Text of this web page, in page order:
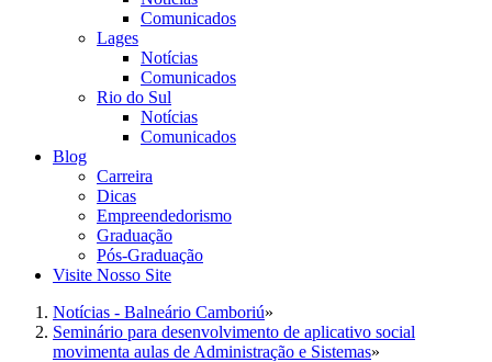
Comunicados
Lages
Notícias
Comunicados
Rio do Sul
Notícias
Comunicados
Blog
Carreira
Dicas
Empreendedorismo
Graduação
Pós-Graduação
Visite Nosso Site
Notícias - Balneário Camboriú»
Seminário para desenvolvimento de aplicativo social
movimenta aulas de Administração e Sistemas»